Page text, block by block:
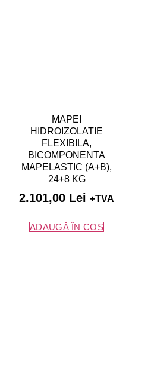
MAPEI
HIDROIZOLATIE
FLEXIBILA,
BICOMPONENTA
MAPELASTIC (A+B),
24+8 KG
2.101,00 Lei +TVA
ADAUGĂ ÎN COȘ